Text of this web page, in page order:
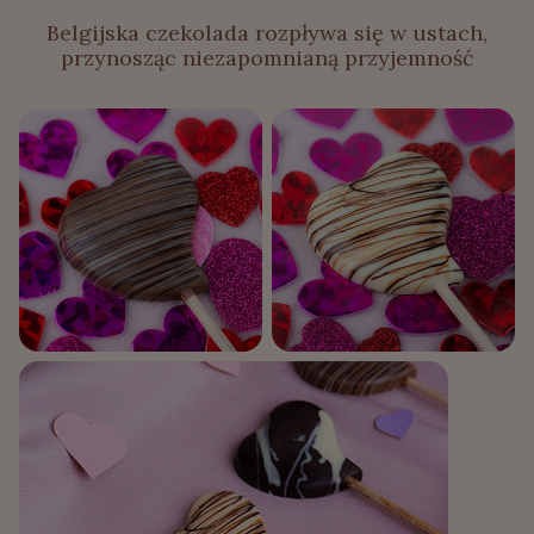
Belgijska czekolada rozpływa się w ustach,
przynosząc niezapomnianą przyjemność